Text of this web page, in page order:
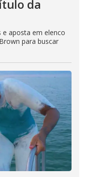
da
e aposta em elenco
para buscar